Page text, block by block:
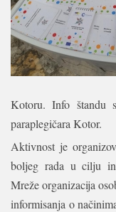
Kotoru. Info štandu
paraplegičara Kotor.
Aktivnost je
boljeg rada u cilju
Mreže organizacija
informisanja o